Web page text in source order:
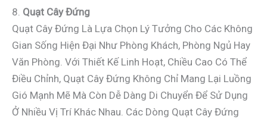
8. Quạt Cây Đứng
Quạt Cây Đứng Là Lựa Chọn Lý Tưởng Cho Các Không
Gian Sống Hiện Đại Như Phòng Khách, Phòng Ngủ Hay
Văn Phòng. Với Thiết Kế Linh Hoạt, Chiều Cao Có Thể
Điều Chỉnh, Quạt Cây Đứng Không Chỉ Mang Lại Luồng
Gió Mạnh Mẽ Mà Còn Dễ Dàng Di Chuyển Để Sử Dụng
Ở Nhiều Vị Trí Khác Nhau. Các Dòng Quạt Cây Đứng